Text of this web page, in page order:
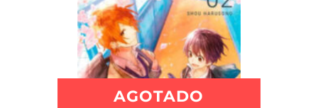
AGOTADO